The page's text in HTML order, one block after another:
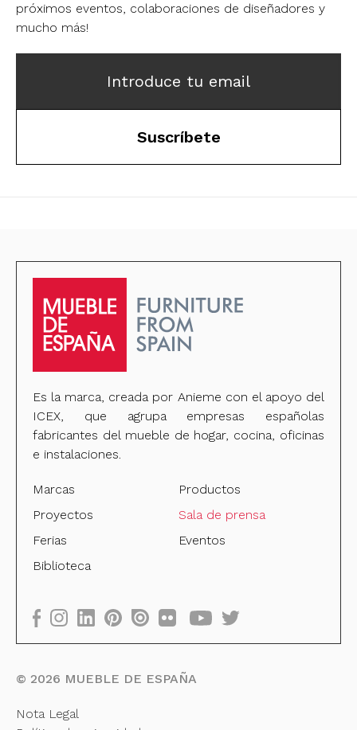
próximos eventos, colaboraciones de diseñadores y
mucho más!
Introduce tu email
Suscríbete
Es la marca, creada por Anieme con el apoyo del
ICEX, que agrupa empresas españolas
fabricantes del mueble de hogar, cocina, oficinas
e instalaciones.
Marcas
Productos
Proyectos
Sala de prensa
Ferias
Eventos
Biblioteca
© 2026 MUEBLE DE ESPAÑA
Nota Legal